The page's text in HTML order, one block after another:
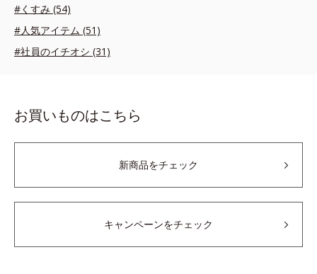
#くすみ (54)
#人気アイテム (51)
#社員のイチオシ (31)
お買いものはこちら
新商品をチェック
キャンペーンをチェック